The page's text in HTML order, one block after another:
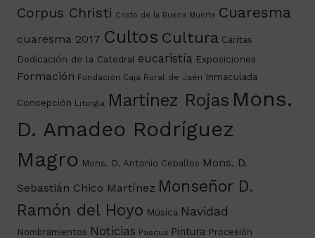
Corpus Christi Cristo de la Buena Muerte Cuaresma
cuaresma 2017 Cultos Cultura Cáritas
Dedicación de la Catedral eucaristía Exposiciones
Formación Fundación Caja Rural de Jaén Inmaculada
Concepción Liturgia Martínez Rojas Mons.
D. Amadeo Rodríguez
Magro Mons. D. Antonio Ceballos Mons. D.
Sebastián Chico Martínez Monseñor D.
Ramón del Hoyo Música Navidad
Nombramientos Noticias Pascua Pintura Procesión